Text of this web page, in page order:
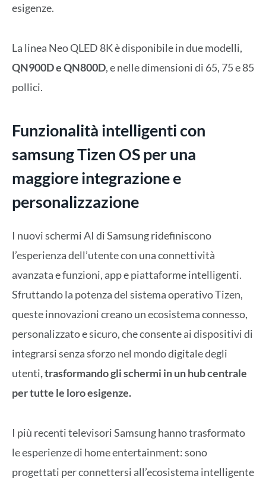
esigenze.
La linea Neo QLED 8K è disponibile in due modelli,
QN900D e QN800D, e nelle dimensioni di 65, 75 e 85
pollici.
Funzionalità intelligenti con
samsung Tizen OS per una
maggiore integrazione e
personalizzazione
I nuovi schermi AI di Samsung ridefiniscono
l’esperienza dell’utente con una connettività
avanzata e funzioni, app e piattaforme intelligenti.
Sfruttando la potenza del sistema operativo Tizen,
queste innovazioni creano un ecosistema connesso,
personalizzato e sicuro, che consente ai dispositivi di
integrarsi senza sforzo nel mondo digitale degli
utenti, trasformando gli schermi in un hub centrale
per tutte le loro esigenze.
I più recenti televisori Samsung hanno trasformato
le esperienze di home entertainment: sono
progettati per connettersi all’ecosistema intelligente